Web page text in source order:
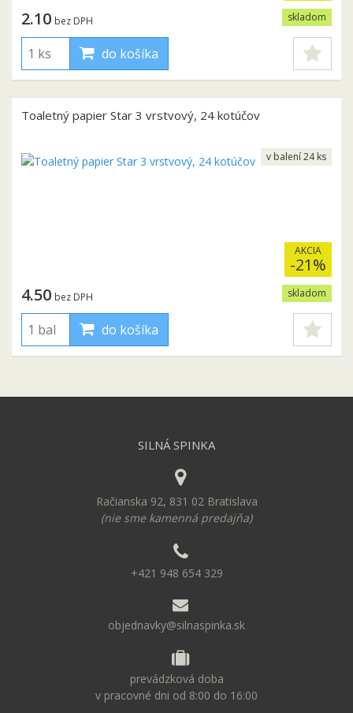
skladom
2.10 bez DPH
do košíka
Toaletný papier Star 3 vrstvový, 24 kotúčov
AKCIA
-21%
skladom
4.50 bez DPH
do košíka
v balení 24 ks
SILNÁ SPINKA
Račianska 92, 831 02 Bratislava
(nie sme kamenná predajňa)
+421 948 654 329
objednavky@silnaspinka.sk
prevádzková doba
v pracovné dni od 8:00 do 16:00